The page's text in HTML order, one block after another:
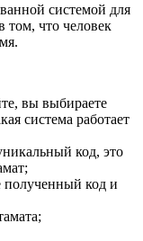
системой для
том, что человек
вы выбираете
система работает
код, это
полученный код и